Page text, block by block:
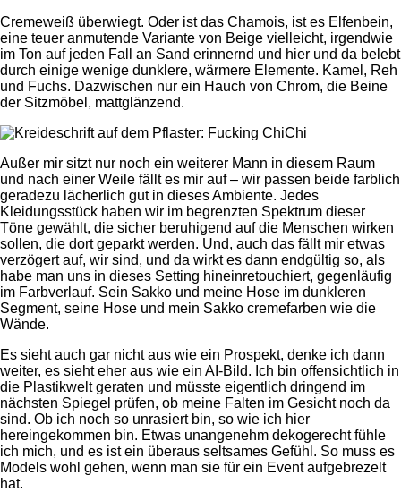
Cremeweiß überwiegt. Oder ist das Chamois, ist es Elfenbein,
eine teuer anmutende Variante von Beige vielleicht, irgendwie
im Ton auf jeden Fall an Sand erinnernd und hier und da belebt
durch einige wenige dunklere, wärmere Elemente. Kamel, Reh
und Fuchs. Dazwischen nur ein Hauch von Chrom, die Beine
der Sitzmöbel, mattglänzend.
Außer mir sitzt nur noch ein weiterer Mann in diesem Raum
und nach einer Weile fällt es mir auf – wir passen beide farblich
geradezu lächerlich gut in dieses Ambiente. Jedes
Kleidungsstück haben wir im begrenzten Spektrum dieser
Töne gewählt, die sicher beruhigend auf die Menschen wirken
sollen, die dort geparkt werden. Und, auch das fällt mir etwas
verzögert auf, wir sind, und da wirkt es dann endgültig so, als
habe man uns in dieses Setting hineinretouchiert, gegenläufig
im Farbverlauf. Sein Sakko und meine Hose im dunkleren
Segment, seine Hose und mein Sakko cremefarben wie die
Wände.
Es sieht auch gar nicht aus wie ein Prospekt, denke ich dann
weiter, es sieht eher aus wie ein AI-Bild. Ich bin offensichtlich in
die Plastikwelt geraten und müsste eigentlich dringend im
nächsten Spiegel prüfen, ob meine Falten im Gesicht noch da
sind. Ob ich noch so unrasiert bin, so wie ich hier
hereingekommen bin. Etwas unangenehm dekogerecht fühle
ich mich, und es ist ein überaus seltsames Gefühl. So muss es
Models wohl gehen, wenn man sie für ein Event aufgebrezelt
hat.